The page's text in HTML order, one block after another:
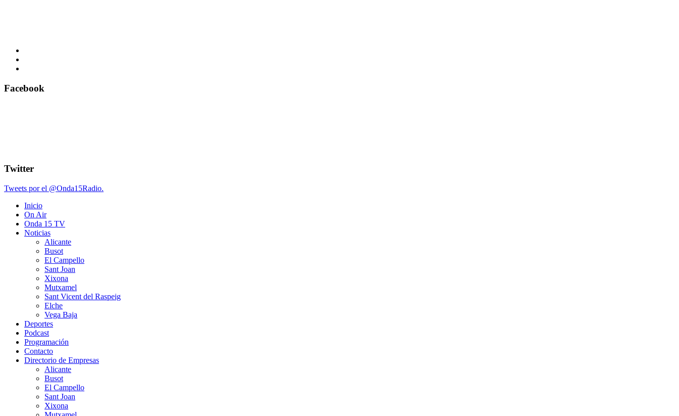
Facebook
Twitter
Tweets por el @Onda15Radio.
Inicio
On Air
Onda 15 TV
Noticias
Alicante
Busot
El Campello
Sant Joan
Xixona
Mutxamel
Sant Vicent del Raspeig
Elche
Vega Baja
Deportes
Podcast
Programación
Contacto
Directorio de Empresas
Alicante
Busot
El Campello
Sant Joan
Xixona